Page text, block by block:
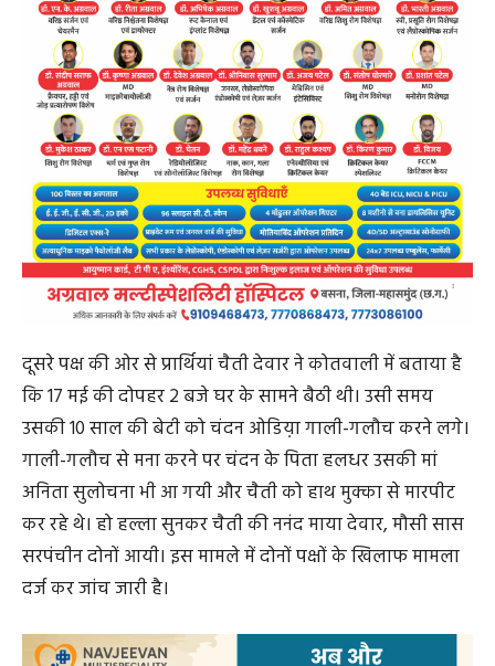
दूसरे पक्ष की ओर से प्रार्थियां चैती देवार ने कोतवाली में बताया है
कि 17 मई की दोपहर 2 बजे घर के सामने बैठी थी। उसी समय
उसकी 10 साल की बेटी को चंदन ओडिय़ा गाली-गलौच करने लगे।
गाली-गलौच से मना करने पर चंदन के पिता हलधर उसकी मां
अनिता सुलोचना भी आ गयी और चैती को हाथ मुक्का से मारपीट
कर रहे थे। हो हल्ला सुनकर चैती की ननंद माया देवार, मौसी सास
सरपंचीन दोनों आयी। इस मामले में दोनों पक्षों के खिलाफ मामला
दर्ज कर जांच जारी है।